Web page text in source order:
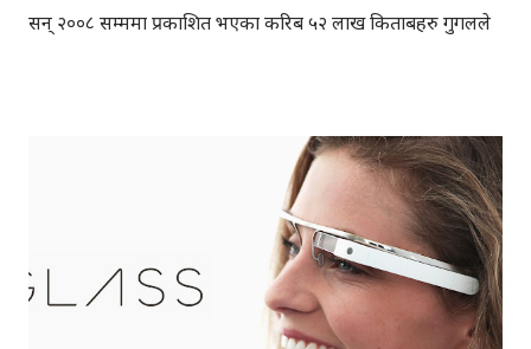
सन् २००८ सम्ममा प्रकाशित भएका करिब ५२ लाख किताबहरु गुगलले
गुगल एनग्राम (ग्राफ) मा हेर्न सकिन्छ । विभिन्न भाषा तथा शब्दहरुमा
रुची राख्नेका लागि गुगल एनग्राम उपयोगी रहेकोछ । गुगल एनग्राम मा
कुन शब्द कहिले देखि प्रयोग गर्न थालियो, कुन समयमा धेरै प्रयोग गर्न
थालियो, किन प्रयोग गरियो, कुन शब्द कहिले उत्तपति भयो भन्ने जस्ता
विभिन्न जिज्ञासाहरुको समाधान भेट्न सकिन्छ । जस्तो कि विश्वयुद्द
(World war) भन्ने शब्द सन् १९०० पछिका किताबहरुमा देख्न